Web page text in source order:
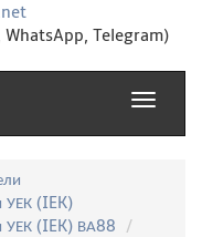
WhatsApp, Telegram)
Toggle
УЕК (IEK)
УЕК (IEK) ВА88